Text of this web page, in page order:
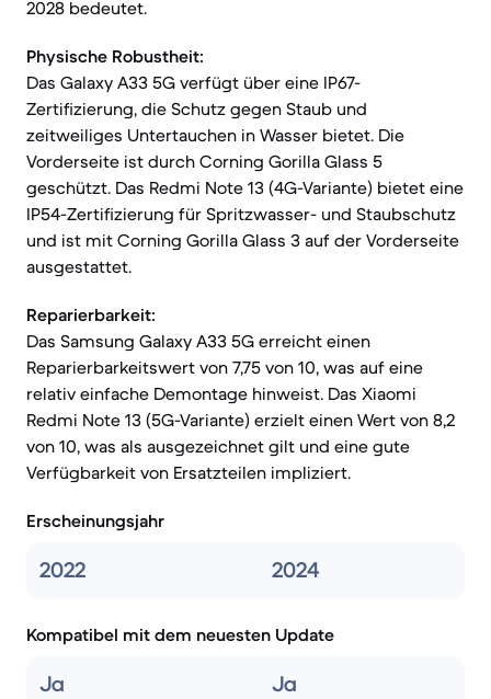
2028 bedeutet.
Physische Robustheit:
Das Galaxy A33 5G verfügt über eine IP67-
Zertifizierung, die Schutz gegen Staub und
zeitweiliges Untertauchen in Wasser bietet. Die
Vorderseite ist durch Corning Gorilla Glass 5
geschützt. Das Redmi Note 13 (4G-Variante) bietet eine
IP54-Zertifizierung für Spritzwasser- und Staubschutz
und ist mit Corning Gorilla Glass 3 auf der Vorderseite
ausgestattet.
Reparierbarkeit:
Das Samsung Galaxy A33 5G erreicht einen
Reparierbarkeitswert von 7,75 von 10, was auf eine
relativ einfache Demontage hinweist. Das Xiaomi
Redmi Note 13 (5G-Variante) erzielt einen Wert von 8,2
von 10, was als ausgezeichnet gilt und eine gute
Verfügbarkeit von Ersatzteilen impliziert.
Erscheinungsjahr
2022 2024
Kompatibel mit dem neuesten Update
Ja Ja